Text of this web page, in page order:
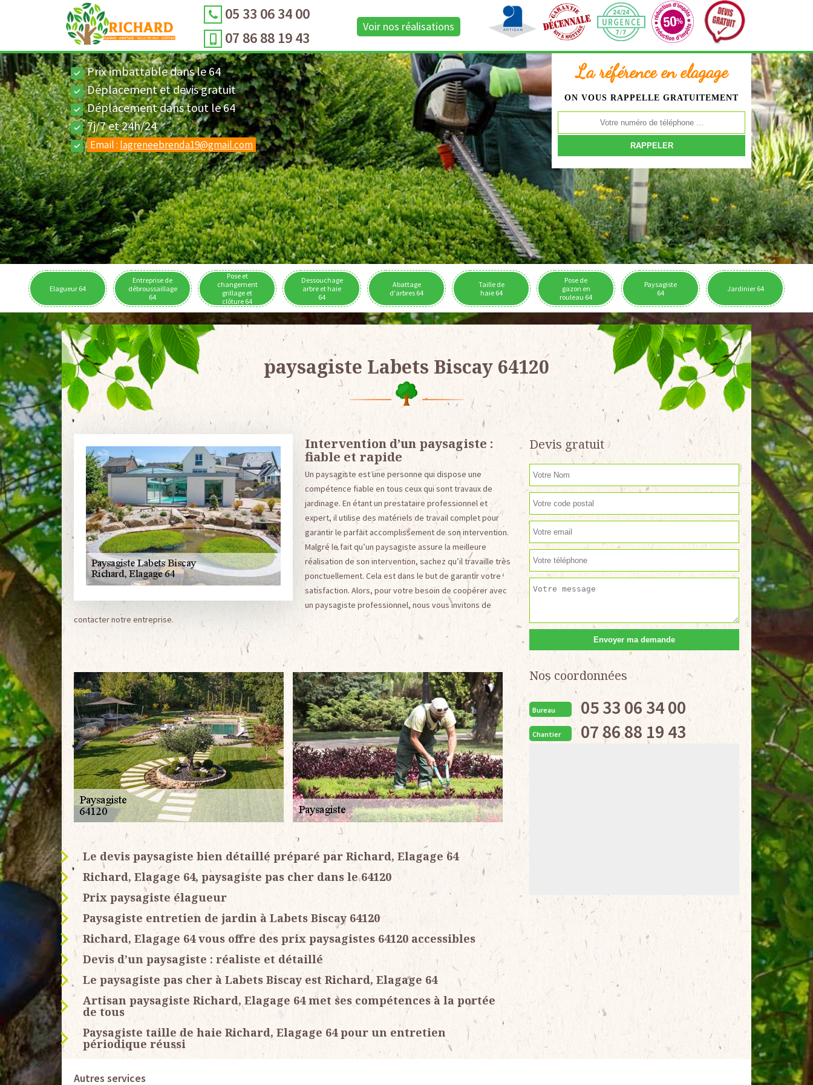
05 33 06 34 00
07 86 88 19 43
Voir nos réalisations
La référence en elagage
ON VOUS RAPPELLE GRATUITEMENT
Prix imbattable dans le 64
Déplacement et devis gratuit
Déplacement dans tout le 64
7j/7 et 24h/24
Email : lagreneebrenda19@gmail.com
Elagueur 64
Entreprise de
débroussaillage
64
Pose et
changement
grillage et
clôture 64
Dessouchage
arbre et haie
64
Abattage
d'arbres 64
Taille de
haie 64
Pose de
gazon en
rouleau 64
Paysagiste
64
Jardinier 64
paysagiste Labets Biscay 64120
Intervention d’un paysagiste :
fiable et rapide
Un paysagiste est une personne qui dispose une
compétence fiable en tous ceux qui sont travaux de
jardinage. En étant un prestataire professionnel et
expert, il utilise des matériels de travail complet pour
garantir le parfait accomplissement de son intervention.
Malgré le fait qu’un paysagiste assure la meilleure
réalisation de son intervention, sachez qu’il travaille très
ponctuellement. Cela est dans le but de garantir votre
satisfaction. Alors, pour votre besoin de coopérer avec
un paysagiste professionnel, nous vous invitons de
contacter notre entreprise.
Le devis paysagiste bien détaillé préparé par Richard, Elagage 64
Richard, Elagage 64, paysagiste pas cher dans le 64120
Prix paysagiste élagueur
Paysagiste entretien de jardin à Labets Biscay 64120
Richard, Elagage 64 vous offre des prix paysagistes 64120 accessibles
Devis d’un paysagiste : réaliste et détaillé
Le paysagiste pas cher à Labets Biscay est Richard, Elagage 64
Artisan paysagiste Richard, Elagage 64 met ses compétences à la portée
de tous
Paysagiste taille de haie Richard, Elagage 64 pour un entretien
périodique réussi
Devis gratuit
Nos coordonnées
Bureau 05 33 06 34 00
Chantier 07 86 88 19 43
Autres services